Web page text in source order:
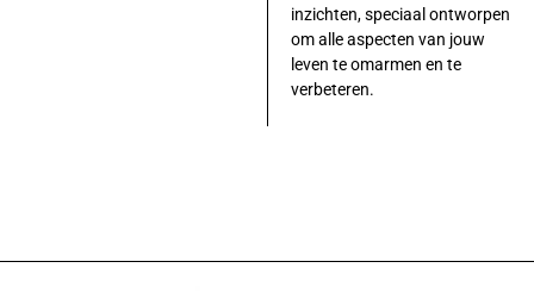
inzichten, speciaal ontworpen
om alle aspecten van jouw
leven te omarmen en te
verbeteren.